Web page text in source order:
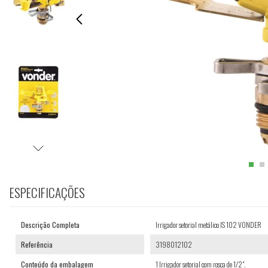
ESPECIFICAÇÕES
Descrição Completa
Irrigador setorial metálico IS 102 VONDER
Referência
3198012102
Conteúdo da embalagem
1 Irrigador setorial com rosca de 1/2".